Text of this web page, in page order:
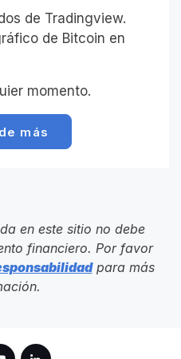
de Tradingview.
de Bitcoin en
momento.
más
en este sitio no debe
financiero. Por favor
para más